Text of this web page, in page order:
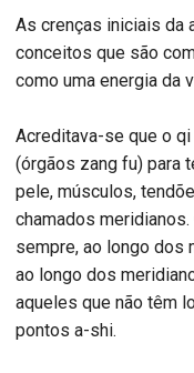
As crenças iniciais da
conceitos que são
como uma energia da
Acreditava-se que o
(órgãos zang fu) para
pele, músculos,
chamados
sempre, ao longo dos
ao longo dos
aqueles que não têm
pontos a-shi.